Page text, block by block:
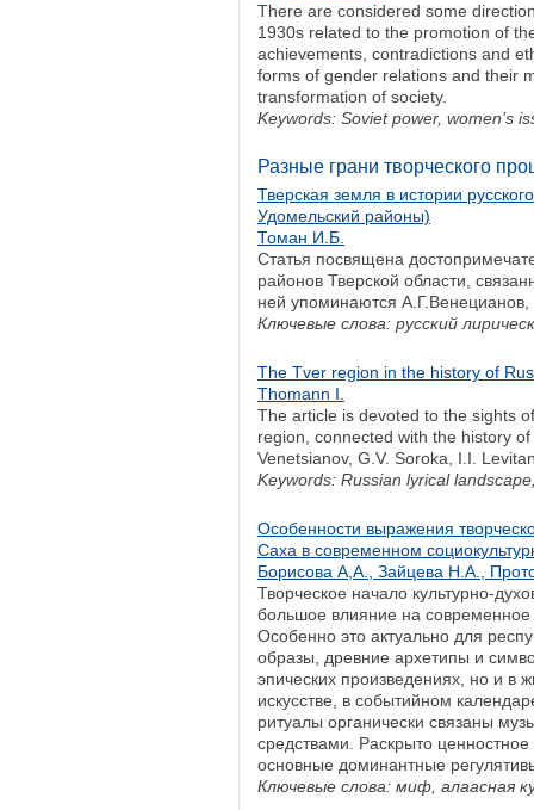
There are considered some
1930s related to the promotion of
achievements, contradictions and
forms of gender relations and their
transformation of society.
Keywords: Soviet power, women’s
Разные грани творческого
Тверская земля в истории
Удомельский районы)
Томан И.Б.
Статья посвящена
районов Тверской области,
ней упоминаются А.Г.Венецианов,
Ключевые слова: русский
The Tver region in the history of
Thomann I.
The article is devoted to the sights
region, connected with the history
Venetsianov, G.V. Soroka, I.I.
Keywords: Russian lyrical
Особенности выражения
Саха в современном
Борисова А,А., Зайцева Н.А.,
Творческое начало культурно-
большое влияние на современное
Особенно это актуально для
образы, древние архетипы и
эпических произведениях, но и в
искусстве, в событийном
ритуалы органически связаны
средствами. Раскрыто
основные доминантные
Ключевые слова: миф, алаасная